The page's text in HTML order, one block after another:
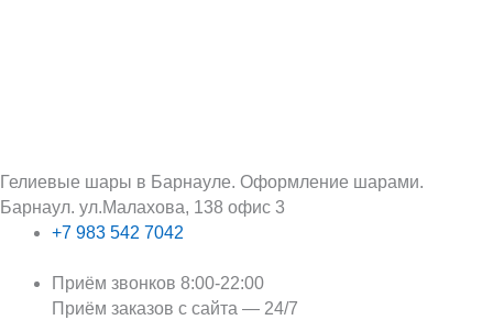
Гелиевые шары в Барнауле. Оформление шарами.
Барнаул. ул.Малахова, 138 офис 3
+7 983 542 7042
Приём звонков 8:00-22:00
Приём заказов с сайта — 24/7